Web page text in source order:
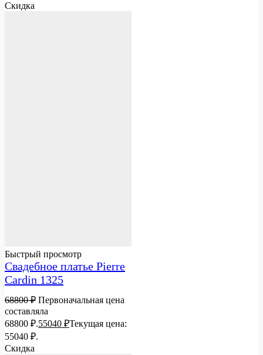
Скидка
Быстрый просмотр
Свадебное платье Pierre
Cardin 1325
68800₽ Первоначальная цена
составляла
68800 ₽.55040 ₽Текущая цена:
55040 ₽.
Скидка